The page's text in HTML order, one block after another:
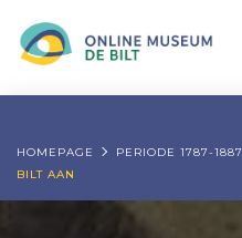
HOMEPAGE PERIODE 1787-1887
BILT AAN